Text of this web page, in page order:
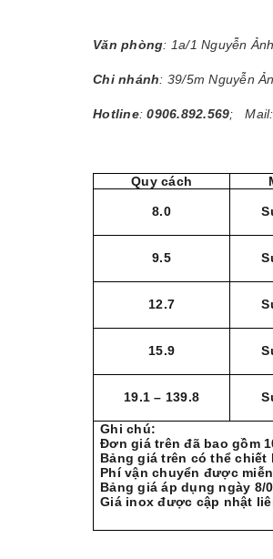
Văn phòng: 1a/1 Nguyễn
Chi nhánh: 39/5m Nguyễn
Hotline:0906.892.569; Mail:
Quy cách
8.0
9.5
12.7
15.9
19.1 – 139.8
Ghi chú:
Đơn giá trên đã bao gồm
Bảng giá trên có thể chiết
Phí vận chuyển được
Bảng giá áp dụng ngày 8/
Giá inox được cập nhật